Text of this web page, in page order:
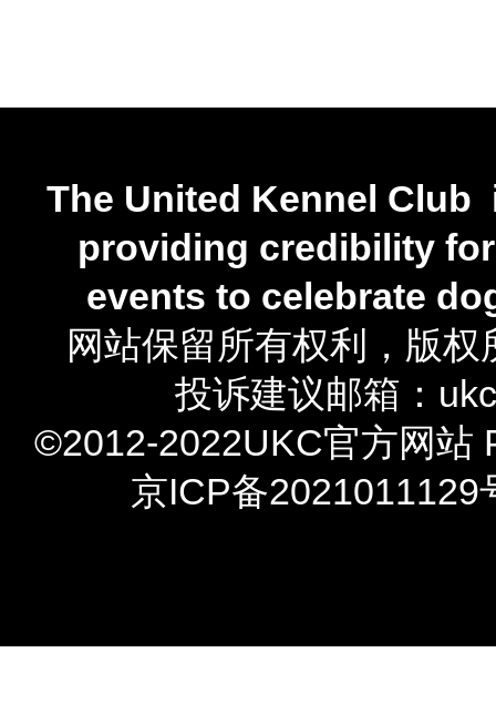
The United Kennel
providing credibility
events to celebrate
网站保留所有权利， 版权
投诉建议邮箱：
©2012-2022UKC官方网
京ICP备2021011129